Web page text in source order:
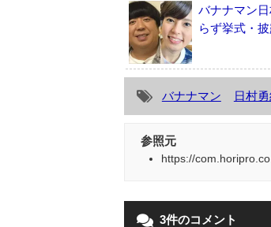
バナナマン
らず挙式・
バナナマン 日村
参照元
https://
3件のコメント